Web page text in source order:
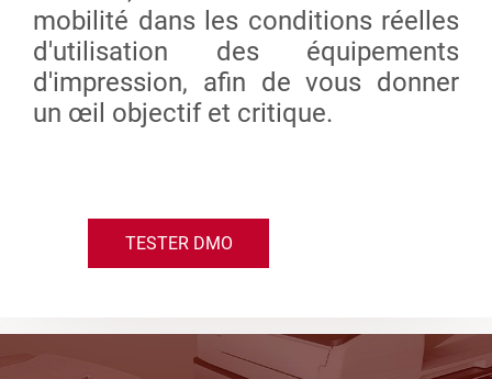
mobilité dans les conditions réelles
d'utilisation des équipements
d'impression, afin de vous donner
un œil objectif et critique.
TESTER DMO